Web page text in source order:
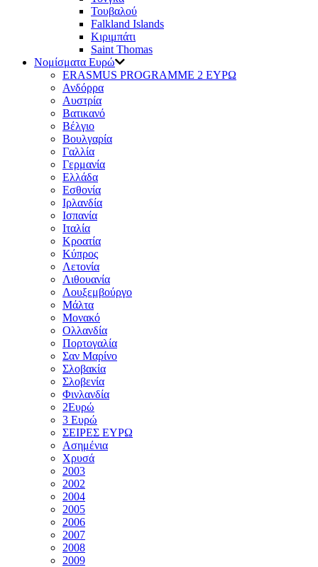
Τουβαλού
Falkland Islands
Κιριμπάτι
Saint Thomas
Νομίσματα Ευρώ
ERASMUS PROGRAMME 2 ΕΥΡΩ
Ανδόρρα
Αυστρία
Βατικανό
Βέλγιο
Βουλγαρία
Γαλλία
Γερμανία
Ελλάδα
Εσθονία
Ιρλανδία
Ισπανία
Ιταλία
Κροατία
Κύπρος
Λετονία
Λιθουανία
Λουξεμβούργο
Μάλτα
Μονακό
Ολλανδία
Πορτογαλία
Σαν Μαρίνο
Σλοβακία
Σλοβενία
Φινλανδία
2Ευρώ
3 Ευρώ
ΣΕΙΡΕΣ ΕΥΡΩ
Ασημένια
Χρυσά
2003
2002
2004
2005
2006
2007
2008
2009